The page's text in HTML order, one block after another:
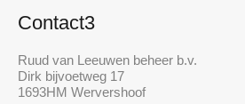
Contact3
Ruud van Leeuwen beheer b.v.
Dirk bijvoetweg 17
1693HM Wervershoof